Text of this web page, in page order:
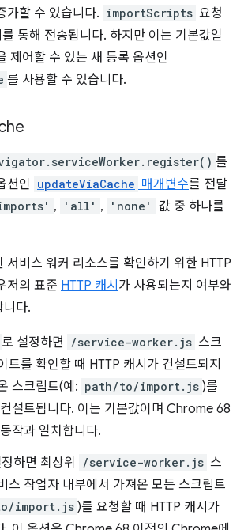
가할 수 있습니다. importScripts 요청
통해 전송됩니다. 하지만 이는 기본값일
제어할 수 있는 새 등록 옵션인
를 사용할 수 있습니다.
를
션인 updateViaCache 매개변수를 전달
, 'all' , 'none'
값 중 하나를
서비스 워커 리소스를 확인하기 위한 HTTP
저의 표준 HTTP 캐시 가 사용되는지 여부와
니다.
로 설정하면 /service-worker.js 스크
트를 확인할 때 HTTP 캐시가 컨설트되지
스크립트(예: path/to/import.js )를
설트됩니다. 이는 기본값이며 Chrome 68
작과 일치합니다.
하면 최상위 /service-worker.js 스
스 작업자 내부에서 가져온 모든 스크립트
import.js )를 요청할 때 HTTP 캐시가